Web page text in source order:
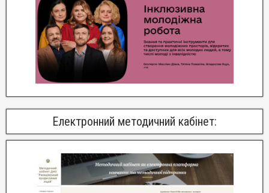
Електронний методичний кабінет: